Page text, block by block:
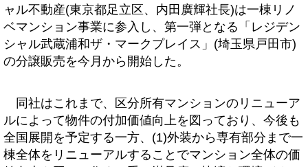
ャル不動産(東京都足立区、内田廣輝社長)は一棟リノ
ベマンション事業に参入し、第一弾となる「レジデン
シャル武蔵浦和ザ・マークプレイス」(埼玉県戸田市)
の分譲販売を今月から開始した。
同社はこれまで、区分所有マンションのリニューア
ルによって物件の付加価値向上を図っており、今後も
全国展開を予定する一方、(1)外装から専有部分まで一
棟全体をリニューアルすることでマンション全体の価